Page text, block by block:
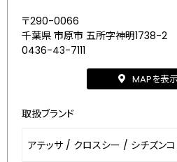
〒290-0066
千葉県 市原市 五所字神明1738-2
0436-43-7111
MAPを表
取扱ブランド
アテッサ / クロスシー / シチズン